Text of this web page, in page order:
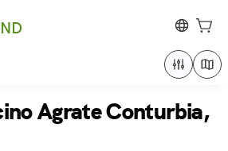
Agrate Conturbia,